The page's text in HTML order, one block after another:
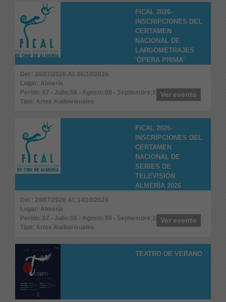
FICAL 2026-
INSCRIPCIONES DEL
CERTAMEN
NACIONAL DE
LARGOMETRAJES
'ÓPERA PRIMA'
Del : 28/07/2026 Al: 06/10/2026
Lugar: Almería
Perido: 07 - Julio;08 - Agosto;09 - Septiembre;10 - Octubre
Tipo: Artes Audiovisuales
Ver evento
FICAL 2026-
INSCRIPCIONES DEL
CERTAMEN
NACIONAL DE
SERIES DE
TELEVISIÓN
ALMERÍA 2026
Del : 28/07/2026 Al: 14/10/2026
Lugar: Almería
Perido: 07 - Julio;08 - Agosto;09 - Septiembre;10 - Octubre
Tipo: Artes Audiovisuales
Ver evento
TEATRO DE VERANO